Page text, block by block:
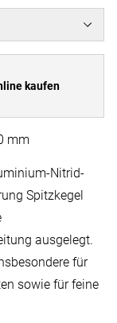
kaufen
mm
Nitrid-
Spitzkegel
ausgelegt.
für
sowie für feine